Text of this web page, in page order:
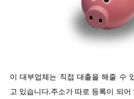
이 대부업체는 직접 대출을 해줄 수
고 있습니다.주소가 따로 등록이 되어